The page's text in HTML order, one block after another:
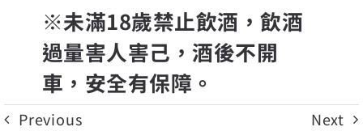
※未滿18歲禁止飲酒，飲酒
過量害人害己，酒後不開
車，安全有保障。
Previous Next